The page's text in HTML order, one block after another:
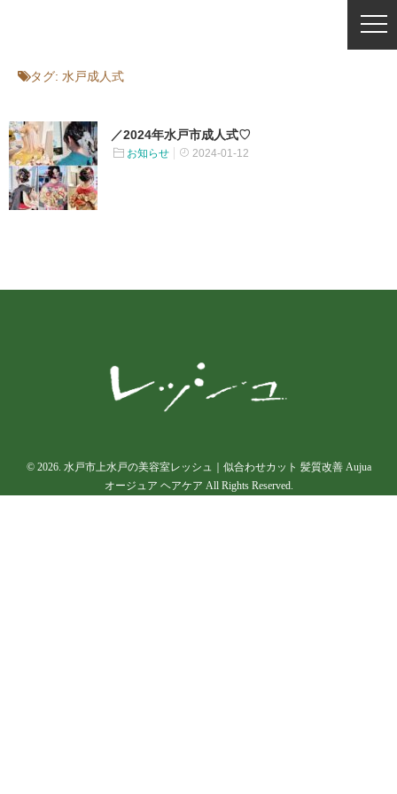
タグ: 水戸成人式
／2024年水戸市成人式♡ ⁡
お知らせ 2024-01-12
© 2026. 水戸市上水戸の美容室レッシュ｜似合わせカット 髪質改善 Aujua
オージュア ヘアケア All Rights Reserved.